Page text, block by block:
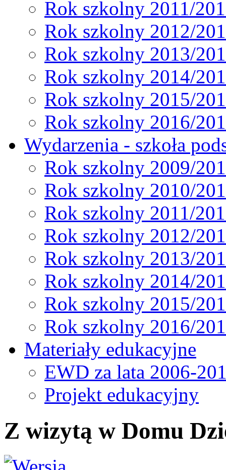
Rok szkolny 2011/
Rok szkolny 2012/
Rok szkolny 2013/
Rok szkolny 2014/
Rok szkolny 2015/
Rok szkolny 2016/
Wydarzenia - szkoła
Rok szkolny 2009/
Rok szkolny 2010/
Rok szkolny 2011/
Rok szkolny 2012/
Rok szkolny 2013/
Rok szkolny 2014/
Rok szkolny 2015/
Rok szkolny 2016/
Materiały edukacyjne
EWD za lata 2006-
Projekt edukacyjny
Z wizytą w Domu